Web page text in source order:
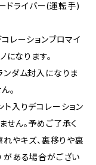
ドライバー(運転手)
レーションブロマイ
なります。
ダム封入になりま
。
入りデコレーション
ん。予めご了承く
れやキズ、裏移りや裏
がある場合がござい